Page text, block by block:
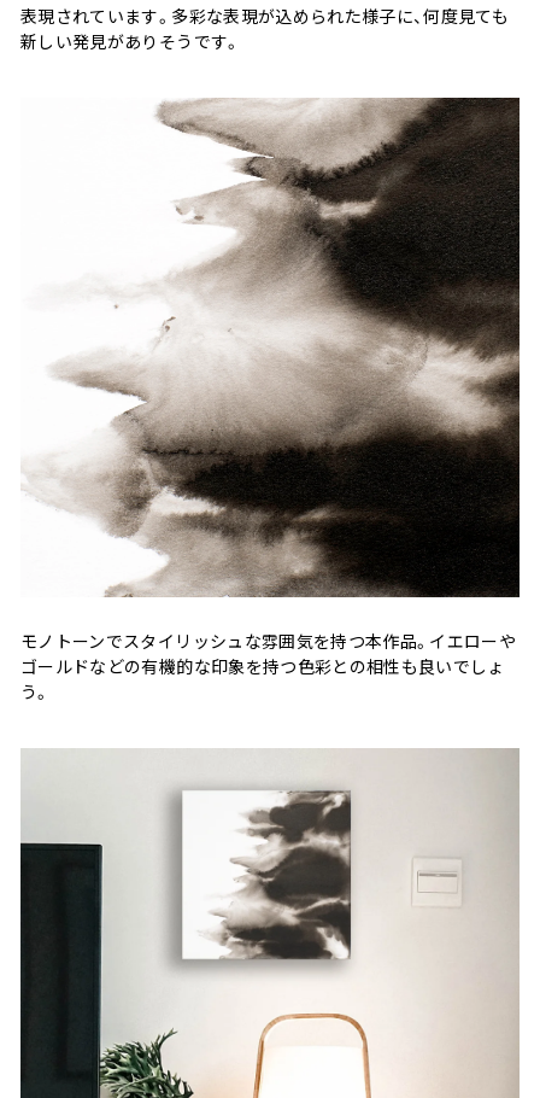
表現されています。多彩な表現が込められた様子に、何度見ても
新しい発見がありそうです。
モノトーンでスタイリッシュな雰囲気を持つ本作品。イエローや
ゴールドなどの有機的な印象を持つ色彩との相性も良いでしょ
う。